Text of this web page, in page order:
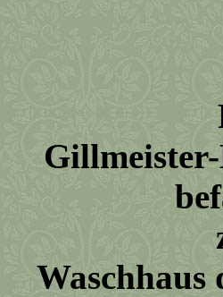
Rechts
Waschhaus